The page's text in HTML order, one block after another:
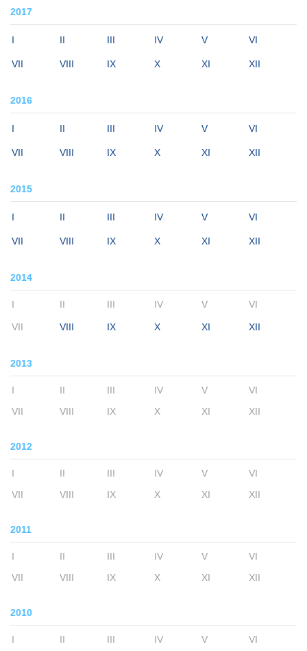
2017
I II III IV V VI
VII VIII IX X XI XII
2016
I II III IV V VI
VII VIII IX X XI XII
2015
I II III IV V VI
VII VIII IX X XI XII
2014
I II III IV V VI
VII VIII IX X XI XII
2013
I II III IV V
VI
VII
VIII IX X XI XII
2012
I II III IV V
VI
VII
VIII IX X XI XII
2011
I II III IV V
VI
VII
VIII IX X XI XII
2010
I II III IV V
VI